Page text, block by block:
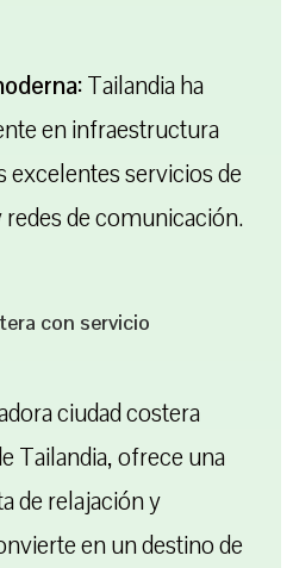
Tailandia ha
en infraestructura
excelentes servicios de
de comunicación.
con servicio
ciudad costera
Tailandia, ofrece una
de relajación y
en un destino de